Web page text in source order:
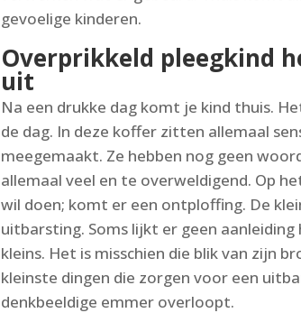
gevoelige kinderen.
Overprikkeld pleegkind
uit
Na een drukke dag komt je kind thuis.
de dag. In deze koffer zitten allemaal
meegemaakt. Ze hebben nog geen
allemaal veel en te overweldigend. Op
wil doen; komt er een ontploffing. De
uitbarsting. Soms lijkt er geen
kleins. Het is misschien die blik van zijn
kleinste dingen die zorgen voor een
denkbeeldige emmer overloopt.